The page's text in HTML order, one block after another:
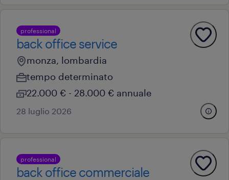
professional
back office service
monza, lombardia
tempo determinato
22.000 € - 28.000 € annuale
28 luglio 2026
professional
back office commerciale